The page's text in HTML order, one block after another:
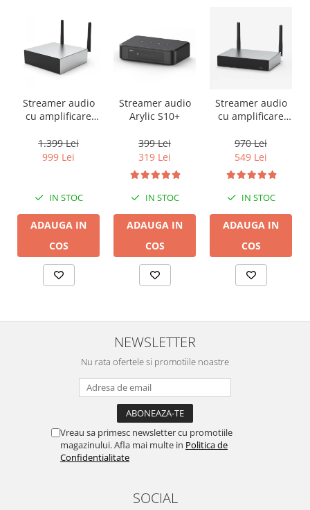
Streamer audio
cu amplificare
A50+, LAN /Wi-Fi
/Bluetooth,
1.399 Lei
999 Lei
IN STOC
ADAUGA IN
COS
Streamer audio
Arylic S10+
399 Lei
319 Lei
IN STOC
ADAUGA IN
COS
Streamer audio
cu amplificare
A30+, LAN /Wi-Fi
/Bluetooth,
24bit/192kHz,
Multiroom
970 Lei
549 Lei
IN STOC
ADAUGA IN
COS
NEWSLETTER
Nu rata ofertele si promotiile noastre
Vreau sa primesc newsletter cu promotiile
magazinului. Afla mai multe in Politica de
Confidentialitate
SOCIAL